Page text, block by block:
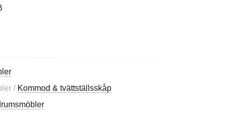
/ Kommod & tvättställsskåp